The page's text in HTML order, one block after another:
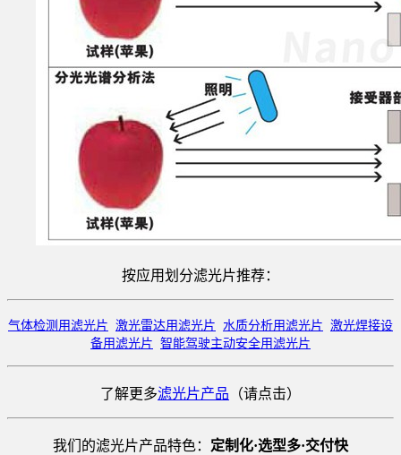
按应用划分滤光片推荐：
气体检测用滤光片 激光雷达用滤光片 水质分析用滤光片 激光焊接设
备用滤光片 智能驾驶主动安全用滤光片
了解更多滤光片产品 （请点击）
我们的滤光片产品特色： 定制化·选型多·交付快